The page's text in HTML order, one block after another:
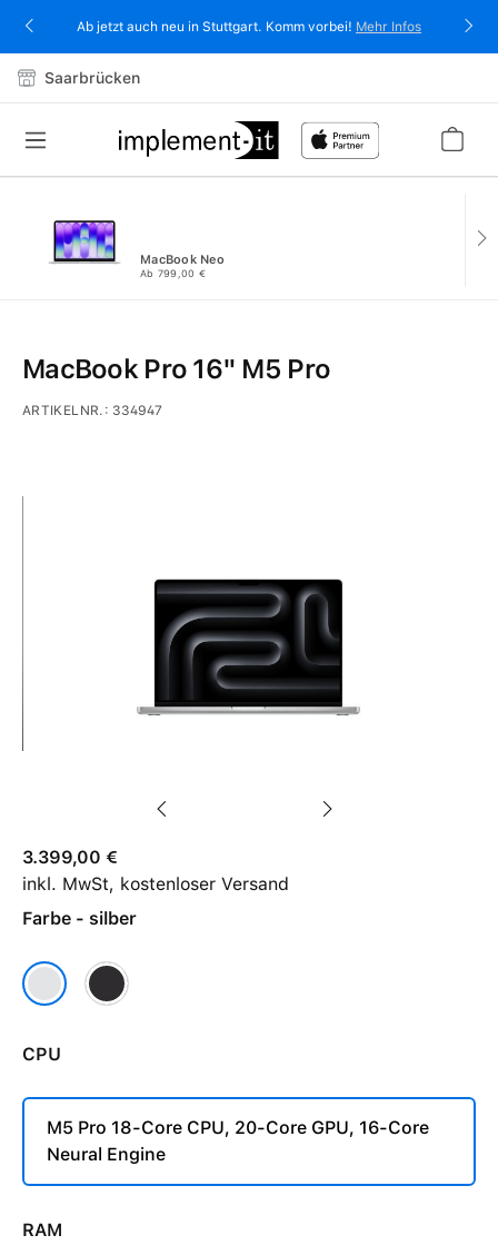
springenAb jetzt auch neu in Stuttgart. Komm vorbei! Mehr Infos
Saarbrücken
MacBook Neo
Ab 799,00 €
MacBook Pro 16" M5 Pro
ARTIKELNR.: 334947
3.399,00 €
inkl. MwSt, kostenloser Versand
Farbe - silber
CPU
M5 Pro 18-Core CPU, 20‑Core GPU, 16-Core
Neural Engine
RAM